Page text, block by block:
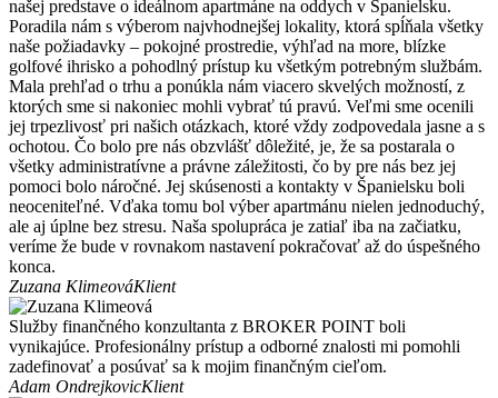
našej predstave o ideálnom apartmáne na oddych v Španielsku.
Poradila nám s výberom najvhodnejšej lokality, ktorá spĺňala všetky
naše požiadavky – pokojné prostredie, výhľad na more, blízke
golfové ihrisko a pohodlný prístup ku všetkým potrebným službám.
Mala prehľad o trhu a ponúkla nám viacero skvelých možností, z
ktorých sme si nakoniec mohli vybrať tú pravú. Veľmi sme ocenili
jej trpezlivosť pri našich otázkach, ktoré vždy zodpovedala jasne a s
ochotou. Čo bolo pre nás obzvlášť dôležité, je, že sa postarala o
všetky administratívne a právne záležitosti, čo by pre nás bez jej
pomoci bolo náročné. Jej skúsenosti a kontakty v Španielsku boli
neoceniteľné. Vďaka tomu bol výber apartmánu nielen jednoduchý,
ale aj úplne bez stresu. Naša spolupráca je zatiaľ iba na začiatku,
veríme že bude v rovnakom nastavení pokračovať až do úspešného
konca.
Zuzana KlimeováKlient
Služby finančného konzultanta z BROKER POINT boli
vynikajúce. Profesionálny prístup a odborné znalosti mi pomohli
zadefinovať a posúvať sa k mojim finančným cieľom.
Adam OndrejkovicKlient